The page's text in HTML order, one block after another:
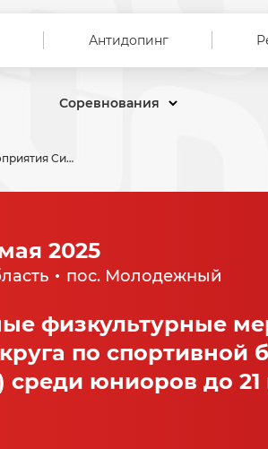
Антидопинг
Соревнования
Межрегиональные физкультурные мероприятия Сибирского федерального округа по спортивной борьбе (дисциплина вольная борьба) среди юниоров до 21 года
2025
пос. Молодежный
физкультурные
по спортивной
среди юниоров до 21